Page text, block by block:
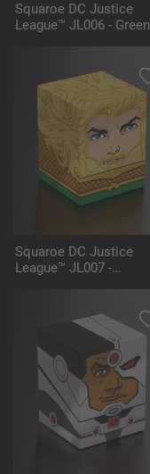
Squaroe DC Justice
League™ JL006 - Green
Squaroe DC Justice
League™ JL007 -